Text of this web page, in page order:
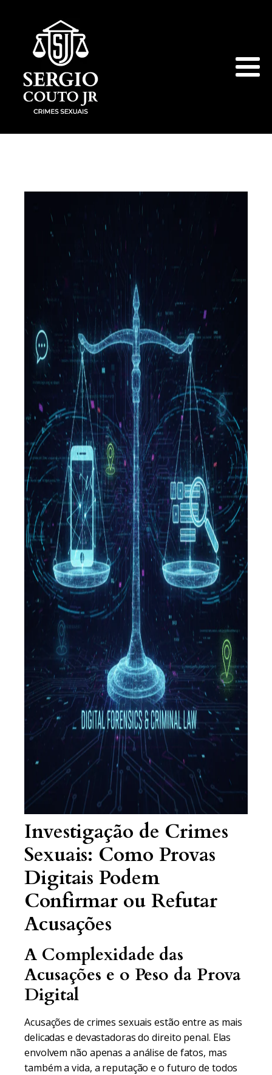
Investigação de Crimes
Sexuais: Como Provas
Digitais Podem
Confirmar ou Refutar
Acusações
A Complexidade das
Acusações e o Peso da Prova
Digital
Acusações de crimes sexuais estão entre as mais
delicadas e devastadoras do direito penal. Elas
envolvem não apenas a análise de fatos, mas
também a vida, a reputação e o futuro de todos